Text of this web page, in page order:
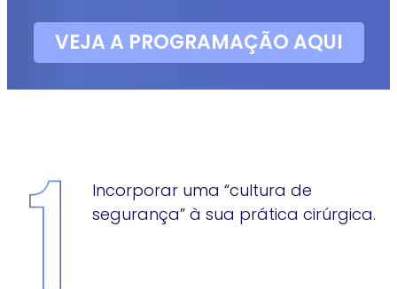
VEJA A PROGRAMAÇÃO AQUI
Incorporar uma “cultura de
segurança” à sua prática cirúrgica.